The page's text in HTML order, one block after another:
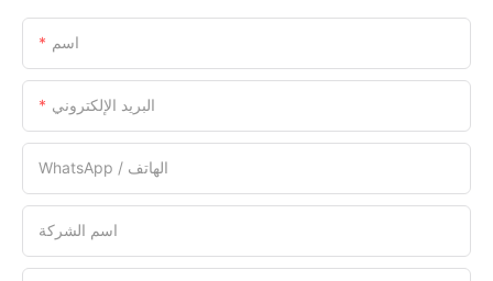
اسم
البريد الإلكتروني
WhatsApp / الهاتف
اسم الشركة